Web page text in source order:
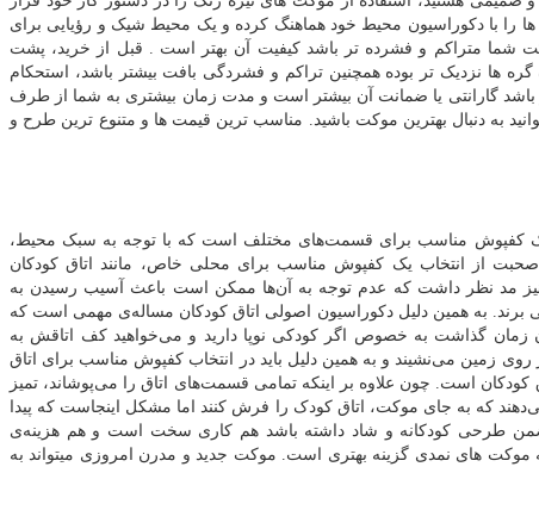
را با دکوراسیون محیط خود هماهنگ کرده و یک محیط شیک و رؤیایی برای
شما متراکم و فشرده تر باشد کیفیت آن بهتر است . قبل از خرید، پشت
ها نزدیک تر بوده همچنین تراکم و فشردگی بافت بیشتر باشد، استحکام
گارانتی یا ضمانت آن بیشتر است و مدت زمان بیشتری به شما از طرف
به دنبال بهترین موکت باشید. مناسب ترین قیمت ها و متنوع ترین طرح و
یک کفپوش مناسب برای قسمت‌های مختلف است که با توجه به سبک محیط،
از انتخاب یک کفپوش مناسب برای محلی خاص، مانند اتاق کودکان
نیز مد نظر داشت که عدم توجه به آن‌ها ممکن است باعث آسیب رسیدن به
برند. به همین دلیل دکوراسیون اصولی اتاق کودکان مساله‌ی مهمی است که
زمان گذاشت به خصوص اگر کودکی نوپا دارید و می‌خواهید کف اتاقش به
زمین می‌نشیند و به همین دلیل باید در انتخاب کفپوش مناسب برای اتاق
است. چون علاوه بر اینکه تمامی قسمت‌های اتاق را می‌پوشاند، تمیز
که به جای موکت، اتاق کودک را فرش کنند اما مشکل اینجاست که پیدا
طرحی کودکانه و شاد داشته باشد هم کاری سخت است و هم هزینه‌ی
موکت های نمدی گزینه بهتری است. موکت جدید و مدرن امروزی می­تواند به